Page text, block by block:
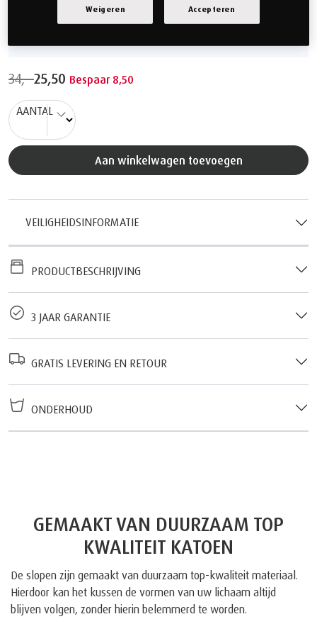
Wit
34,-25,50 Bespaar 8,50
AANTAL
Aan winkelwagen toevoegen
VEILIGHEIDSINFORMATIE
PRODUCTBESCHRIJVING
3 JAAR GARANTIE
GRATIS LEVERING EN RETOUR
ONDERHOUD
GEMAAKT VAN DUURZAAM TOP
KWALITEIT KATOEN
De slopen zijn gemaakt van duurzaam top-kwaliteit materiaal.
Hierdoor kan het kussen de vormen van uw lichaam altijd
blijven volgen, zonder hierin belemmerd te worden.
Weigeren Accepteren